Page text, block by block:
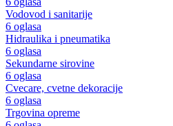
Vodovod i sanitarije
6 oglasa
Hidraulika i pneumatika
6 oglasa
Sekundarne sirovine
6 oglasa
Cvecare, cvetne dekoracije
6 oglasa
Trgovina opreme